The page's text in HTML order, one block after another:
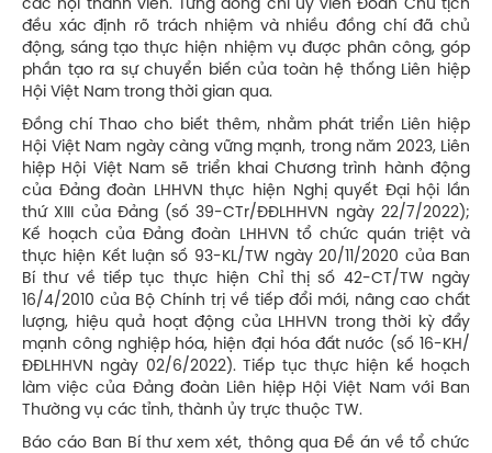
các hội thành viên. Từng đồng chí ủy viên Đoàn Chủ tịch
đều xác định rõ trách nhiệm và nhiều đồng chí đã chủ
động, sáng tạo thực hiện nhiệm vụ được phân công, góp
phần tạo ra sự chuyển biến của toàn hệ thống Liên hiệp
Hội Việt Nam trong thời gian qua.
Đồng chí Thao cho biết thêm, nhằm phát triển Liên hiệp
Hội Việt Nam ngày càng vững mạnh, trong năm 2023, Liên
hiệp Hội Việt Nam sẽ triển khai Chương trình hành động
của Đảng đoàn LHHVN thực hiện Nghị quyết Đại hội lần
thứ XIII của Đảng (số 39-CTr/ĐĐLHHVN ngày 22/7/2022);
Kế hoạch của Đảng đoàn LHHVN tổ chức quán triệt và
thực hiện Kết luận số 93-KL/TW ngày 20/11/2020 của Ban
Bí thư về tiếp tục thực hiện Chỉ thị số 42-CT/TW ngày
16/4/2010 của Bộ Chính trị về tiếp đổi mới, nâng cao chất
lượng, hiệu quả hoạt động của LHHVN trong thời kỳ đẩy
mạnh công nghiệp hóa, hiện đại hóa đất nước (số 16-KH/
ĐĐLHHVN ngày 02/6/2022). Tiếp tục thực hiện kế hoạch
làm việc của Đảng đoàn Liên hiệp Hội Việt Nam với Ban
Thường vụ các tỉnh, thành ủy trực thuộc TW.
Báo cáo Ban Bí thư xem xét, thông qua Đề án về tổ chức